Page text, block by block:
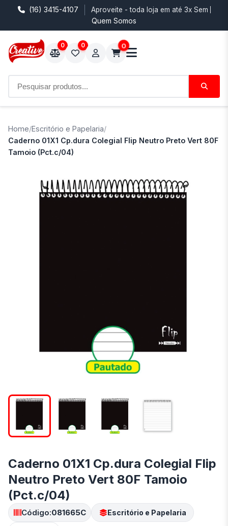
(16) 3415-4107 Aproveite - toda loja em até 3x Sem
Quem Somos
0 0 0
Home/Escritório e Papelaria/
Caderno 01X1 Cp.dura Colegial Flip Neutro Preto Vert 80F
Tamoio (Pct.c/04)
Caderno 01X1 Cp.dura Colegial Flip
Neutro Preto Vert 80F Tamoio
(Pct.c/04)
Código:081665C Escritório e Papelaria